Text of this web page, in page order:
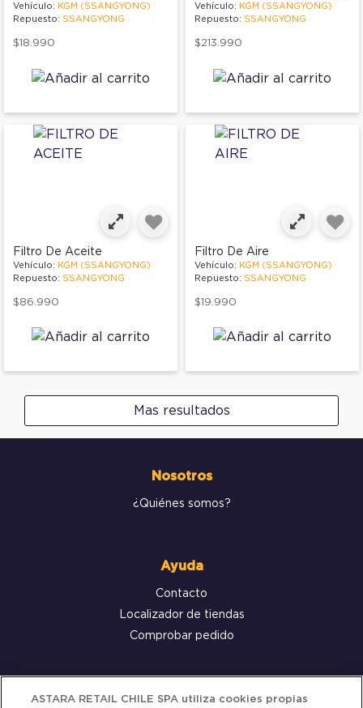
Vehículo: KGM (SSANGYONG)
Repuesto: SSANGYONG
$18.990
Vehículo: KGM (SSANGYONG)
Repuesto: SSANGYONG
$213.990
Filtro De Aceite
Vehículo: KGM (SSANGYONG)
Repuesto: SSANGYONG
$86.990
Filtro De Aire
Vehículo: KGM (SSANGYONG)
Repuesto: SSANGYONG
$19.990
Mas resultados
Nosotros
¿Quiénes somos?
Ayuda
Contacto
Localizador de tiendas
Comprobar pedido
Servicio al cliente
ASTARA RETAIL CHILE SPA utiliza cookies propias